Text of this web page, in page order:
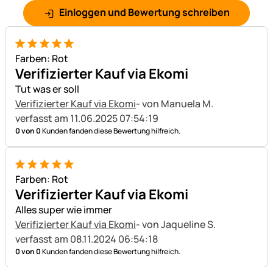
Einloggen und Bewertung schreiben
5 von 5
Farben: Rot
Verifizierter Kauf via Ekomi
Tut was er soll
Verifizierter Kauf via Ekomi- von Manuela M.
verfasst am 11.06.2025 07:54:19
0 von 0Kunden fanden diese Bewertung hilfreich.
5 von 5
Farben: Rot
Verifizierter Kauf via Ekomi
Alles super wie immer
Verifizierter Kauf via Ekomi- von Jaqueline S.
verfasst am 08.11.2024 06:54:18
0 von 0Kunden fanden diese Bewertung hilfreich.